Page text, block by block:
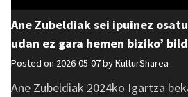
Ane Zubeldiak sei ipuinez
udan ez gara hemen biziko’
Posted on 2026-05-07 byKulturSharea
Ane Zubeldiak 2024ko Igartza